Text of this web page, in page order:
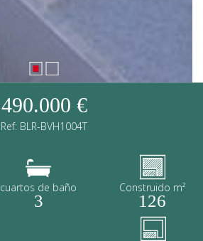
490.000 €
Ref: BLR-BVH1004T
cuartos de baño
3
Construido m²
126